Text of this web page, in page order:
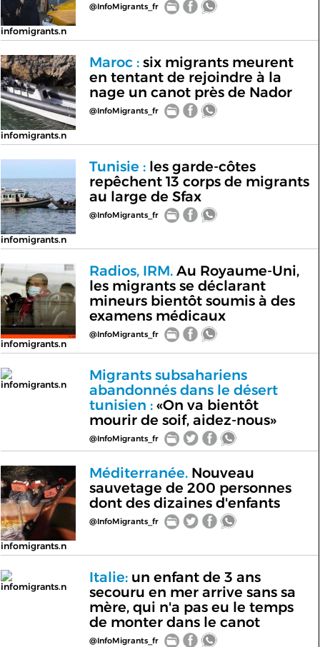
infomigrants.n
@InfoMigrants_fr
infomigrants.n
Maroc :six migrants meurent
en tentant de rejoindre à la
nage un canot près de Nador
@InfoMigrants_fr
infomigrants.n
Tunisie :les garde-côtes
repêchent 13 corps de migrants
au large de Sfax
@InfoMigrants_fr
infomigrants.n
Radios, IRM.Au Royaume-Uni,
les migrants se déclarant
mineurs bientôt soumis à des
examens médicaux
@InfoMigrants_fr
infomigrants.n
Migrants subsahariens
abandonnés dans le désert
tunisien :«On va bientôt
mourir de soif, aidez-nous»
@InfoMigrants_fr
infomigrants.n
Méditerranée.Nouveau
sauvetage de 200 personnes
dont des dizaines d'enfants
@InfoMigrants_fr
infomigrants.n
Italie:un enfant de 3 ans
secouru en mer arrive sans sa
mère, qui n'a pas eu le temps
de monter dans le canot
@InfoMigrants_fr